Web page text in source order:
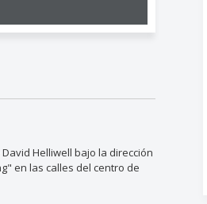
Helliwell bajo la dirección
en las calles del centro de